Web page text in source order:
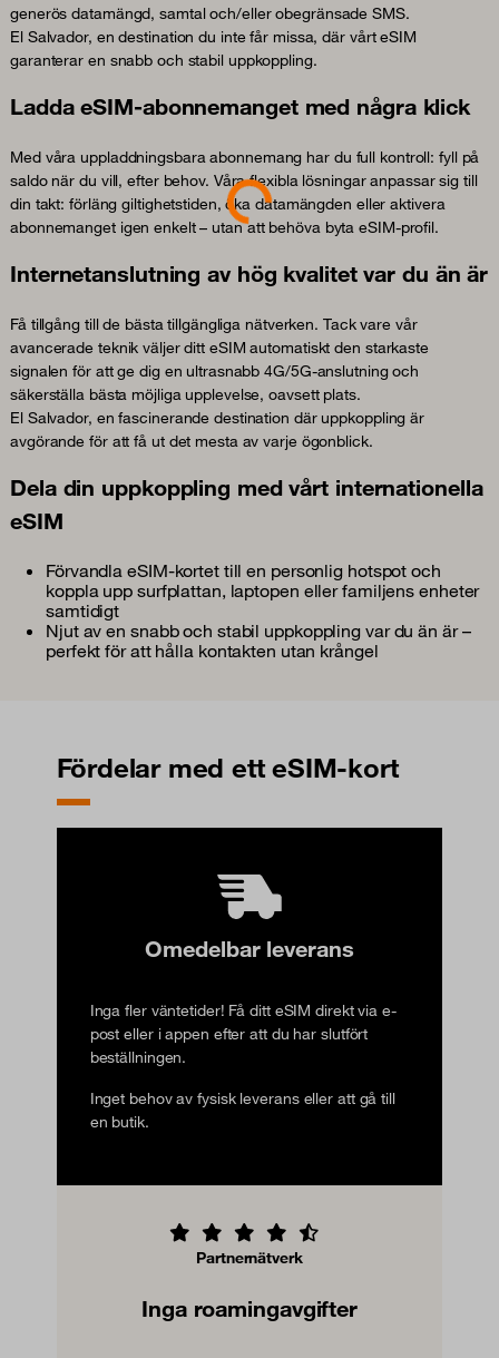
generös datamängd, samtal och/eller obegränsade SMS.
El Salvador, en destination du inte får missa, där vårt eSIM
garanterar en snabb och stabil uppkoppling.
Ladda eSIM-abonnemanget med några klick
Med våra uppladdningsbara abonnemang har du full kontroll: fyll på
saldo när du vill, efter behov. Våra flexibla lösningar anpassar sig till
din takt: förläng giltighetstiden, öka datamängden eller aktivera
abonnemanget igen enkelt – utan att behöva byta eSIM-profil.
Internetanslutning av hög kvalitet var du än är
Få tillgång till de bästa tillgängliga nätverken. Tack vare vår
avancerade teknik väljer ditt eSIM automatiskt den starkaste
signalen för att ge dig en ultrasnabb 4G/5G-anslutning och
säkerställa bästa möjliga upplevelse, oavsett plats.
El Salvador, en fascinerande destination där uppkoppling är
avgörande för att få ut det mesta av varje ögonblick.
Dela din uppkoppling med vårt internationella
eSIM
Förvandla eSIM-kortet till en personlig hotspot och
koppla upp surfplattan, laptopen eller familjens enheter
samtidigt
Njut av en snabb och stabil uppkoppling var du än är –
perfekt för att hålla kontakten utan krångel
Fördelar med ett eSIM-kort
Omedelbar leverans
Inga fler väntetider! Få ditt eSIM direkt via e-
post eller i appen efter att du har slutfört
beställningen.
Inget behov av fysisk leverans eller att gå till
en butik.
Partnernätverk
Inga roamingavgifter
Loading...